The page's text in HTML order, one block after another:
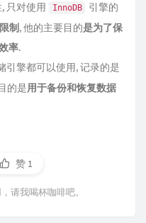
只对使用 InnoDB
引擎的
制, 他的主要目的是为了保
率.
引擎都可以使用, 记录的是
的是用于备份和恢复数据
赞 1
请我喝杯咖啡吧。